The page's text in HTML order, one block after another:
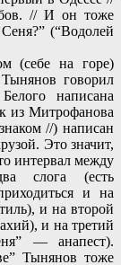
// И он тоже
(“Водолей
(себе на горе)
говорил
написана
из Митрофанова
//) написан
Это значит,
интервал между
слога (есть
и на
и на второй
и на третий
— анапест).
Тынянов тоже